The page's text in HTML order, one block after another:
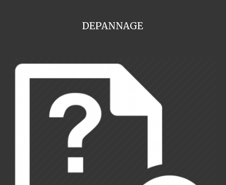
DEPANNAGE